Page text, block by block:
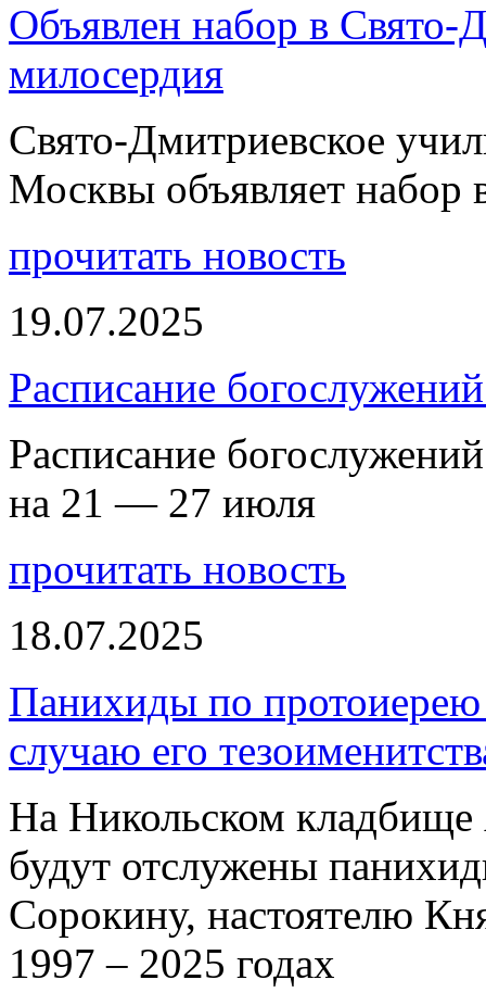
Объявлен набор в Свято-
милосердия
Свято-Дмитриевское
Москвы объявляет набор
прочитать новость
19.07.2025
Расписание
Расписание
на 21 — 27 июля
прочитать новость
18.07.2025
Панихиды по
случаю его
На Никольском
будут отслужены
Сорокину, настоятелю
1997 – 2025 годах